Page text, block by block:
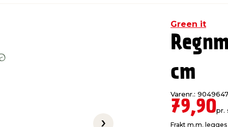
Green it
cm
Varenr.: 9049647
79,90pr.
Frakt m.m. legges